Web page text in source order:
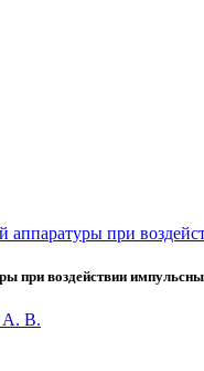
аппаратуры при
при воздействии
А. В.